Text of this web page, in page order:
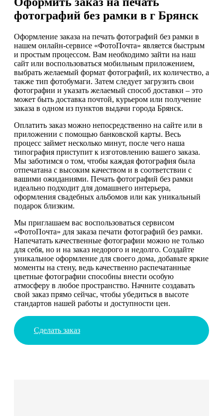
фотографий без рамки в г Брянск
Оформление заказа на печать фотографий без рамки в
нашем онлайн-сервисе «ФотоПочта» является быстрым
и простым процессом. Вам необходимо зайти на наш
сайт или воспользоваться мобильным приложением,
выбрать желаемый формат фотографий, их количество, а
также тип фотобумаги. Затем следует загрузить свои
фотографии и указать желаемый способ доставки – это
может быть доставка почтой, курьером или получение
заказа в одном из пунктов выдачи города Брянск.
Оплатить заказ можно непосредственно на сайте или в
приложении с помощью банковской карты. Весь
процесс займет несколько минут, после чего наша
типография приступит к изготовлению вашего заказа.
Мы заботимся о том, чтобы каждая фотография была
отпечатана с высоким качеством и в соответствии с
вашими ожиданиями. Печать фотографий без рамки
идеально подходит для домашнего интерьера,
оформления свадебных альбомов или как уникальный
подарок близким.
Мы приглашаем вас воспользоваться сервисом
«ФотоПочта» для заказа печати фотографий без рамки.
Напечатать качественные фотографии можно не только
для себя, но и на заказ недорого и недолго. Создайте
уникальное оформление для своего дома, добавьте яркие
моменты на стену, ведь качественно распечатанные
цветные фотографии способны внести особую
атмосферу в любое пространство. Начните создавать
свой заказ прямо сейчас, чтобы убедиться в высоте
стандартов нашей работы и доступности цен.
Сделать заказ